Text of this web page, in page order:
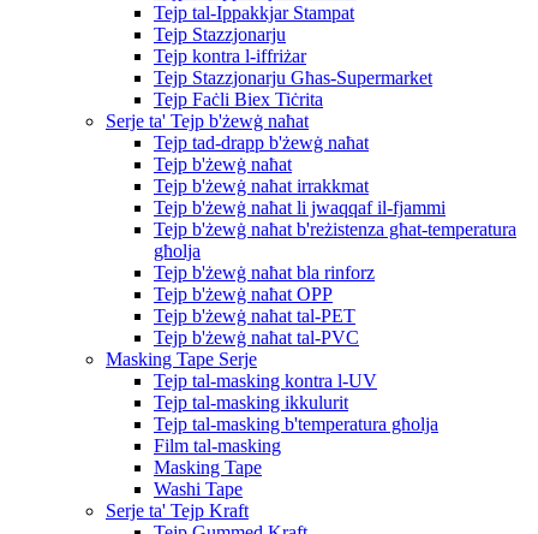
Tejp tal-Ippakkjar Stampat
Tejp Stazzjonarju
Tejp kontra l-iffriżar
Tejp Stazzjonarju Għas-Supermarket
Tejp Faċli Biex Tiċrita
Serje ta' Tejp b'żewġ naħat
Tejp tad-drapp b'żewġ naħat
Tejp b'żewġ naħat
Tejp b'żewġ naħat irrakkmat
Tejp b'żewġ naħat li jwaqqaf il-fjammi
Tejp b'żewġ naħat b'reżistenza għat-temperatura
għolja
Tejp b'żewġ naħat bla rinforz
Tejp b'żewġ naħat OPP
Tejp b'żewġ naħat tal-PET
Tejp b'żewġ naħat tal-PVC
Masking Tape Serje
Tejp tal-masking kontra l-UV
Tejp tal-masking ikkulurit
Tejp tal-masking b'temperatura għolja
Film tal-masking
Masking Tape
Washi Tape
Serje ta' Tejp Kraft